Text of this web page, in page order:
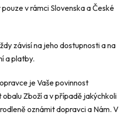
v rámci Slovenska a České
závisí na jeho dostupnosti a na
a platby.
je Vaše povinnost
Zboží a v případě jakýchkoli
oznámit dopravci a Nám. V